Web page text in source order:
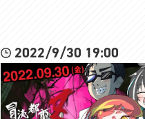
2022/9/30 19:00